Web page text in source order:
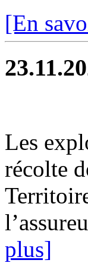
[En
Les
récolte
plus]